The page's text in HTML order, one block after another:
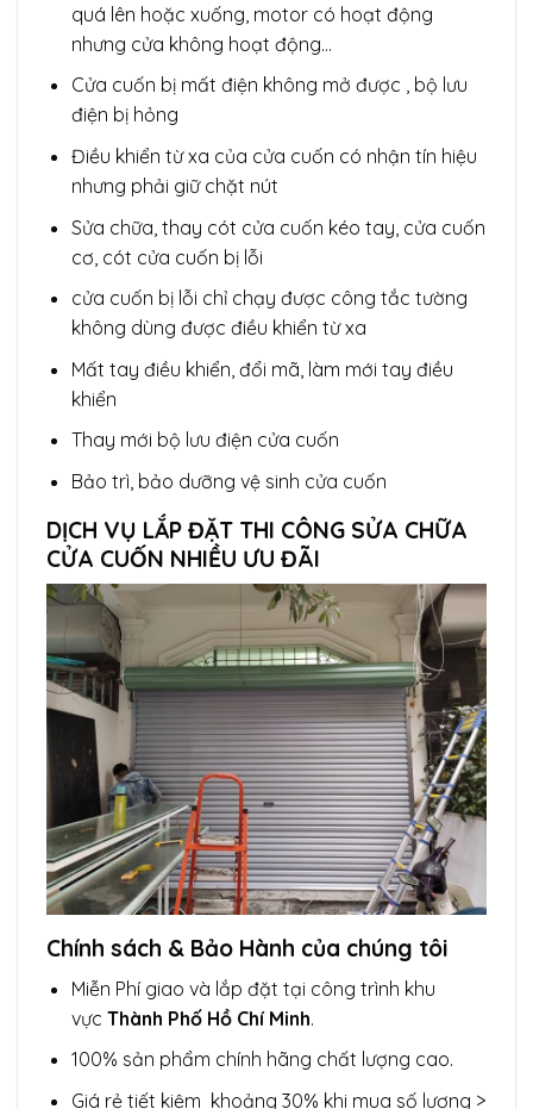
quá lên hoặc xuống, motor có hoạt động
nhưng cửa không hoạt động…
Cửa cuốn bị mất điện không mở được , bộ lưu
điện bị hỏng
Điều khiển từ xa của cửa cuốn có nhận tín hiệu
nhưng phải giữ chặt nút
Sửa chữa, thay cót cửa cuốn kéo tay, cửa cuốn
cơ, cót cửa cuốn bị lỗi
cửa cuốn bị lỗi chỉ chạy được công tắc tường
không dùng được điều khiển từ xa
Mất tay điều khiển, đổi mã, làm mới tay điều
khiển
Thay mới bộ lưu điện cửa cuốn
Bảo trì, bảo dưỡng vệ sinh cửa cuốn
DỊCH VỤ LẮP ĐẶT THI CÔNG SỬA CHỮA
CỬA CUỐN NHIỀU ƯU ĐÃI
Chính sách & Bảo Hành của chúng tôi
Miễn Phí giao và lắp đặt tại công trình khu
vực Thành Phố Hồ Chí Minh.
100% sản phẩm chính hãng chất lượng cao.
Giá rẻ tiết kiệm khoảng 30% khi mua số lượng >